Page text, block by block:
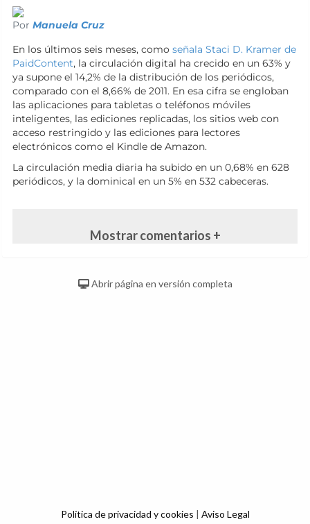
Por Manuela Cruz
En los últimos seis meses, como señala Staci D. Kramer de
PaidContent, la circulación digital ha crecido en un 63% y
ya supone el 14,2% de la distribución de los periódicos,
comparado con el 8,66% de 2011. En esa cifra se engloban
las aplicaciones para tabletas o teléfonos móviles
inteligentes, las ediciones replicadas, los sitios web con
acceso restringido y las ediciones para lectores
electrónicos como el Kindle de Amazon.
La circulación media diaria ha subido en un 0,68% en 628
periódicos, y la dominical en un 5% en 532 cabeceras.
Mostrar comentarios +
Abrir página en versión completa
Política de privacidad y cookies | Aviso Legal